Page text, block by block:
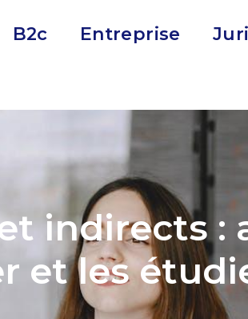
B2c Entreprise
indirects :
et les